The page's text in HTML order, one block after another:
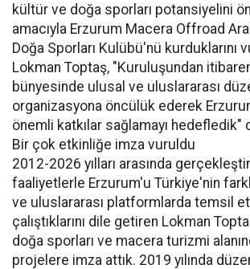
kültür ve doğa sporları potansiyelini
amacıyla Erzurum Macera Offroad
Doğa Sporları Kulübü'nü kurduklarını
Lokman Toptaş, "Kuruluşundan
bünyesinde ulusal ve uluslararası
organizasyona öncülük ederek
önemli katkılar sağlamayı hedefledik"
Bir çok etkinliğe imza vuruldu
2012-2026 yılları arasında
faaliyetlerle Erzurum'u Türkiye'nin
ve uluslararası platformlarda temsil
çalıştıklarını dile getiren Lokman
doğa sporları ve macera turizmi
projelere imza attık. 2019 yılında